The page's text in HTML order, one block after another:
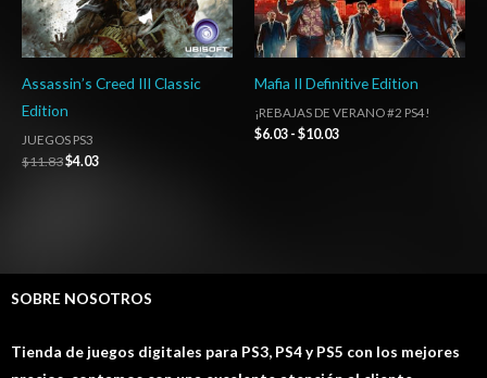
Assassin’s Creed III Classic
Edition
JUEGOS PS3
$11.83$4.03
Mafia II Definitive Edition
¡REBAJAS DE VERANO #2 PS4!
$6.03 - $10.03
SOBRE NOSOTROS
Tienda de juegos digitales para PS3, PS4 y PS5 con los mejores